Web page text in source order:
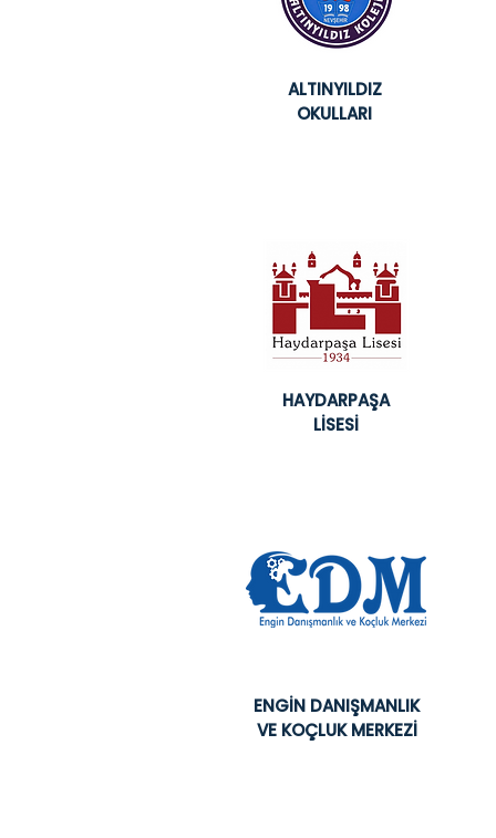
ALTINYILDIZ
OKULLARI
HAYDARPAŞA
LİSESİ
ENGİN DANIŞMANLIK
VE KOÇLUK MERKEZİ